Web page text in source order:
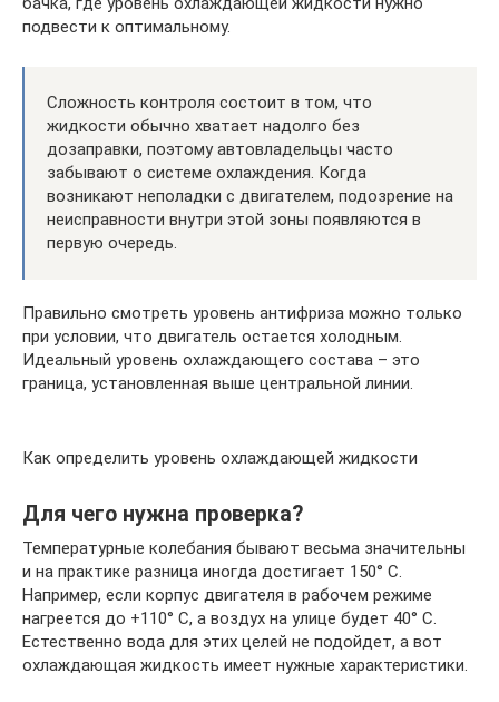
подвести к оптимальному.
Сложность контроля состоит в том, что
жидкости обычно хватает надолго без
дозаправки, поэтому автовладельцы часто
забывают о системе охлаждения. Когда
возникают неполадки с двигателем, подозрение на
неисправности внутри этой зоны появляются в
первую очередь.
Правильно смотреть уровень антифриза можно только
при условии, что двигатель остается холодным.
Идеальный уровень охлаждающего состава – это
граница, установленная выше центральной линии.
Как определить уровень охлаждающей жидкости
Для чего нужна проверка?
Температурные колебания бывают весьма значительны
и на практике разница иногда достигает 150° C.
Например, если корпус двигателя в рабочем режиме
нагреется до +110° C, а воздух на улице будет 40° C.
Естественно вода для этих целей не подойдет, а вот
охлаждающая жидкость имеет нужные характеристики.